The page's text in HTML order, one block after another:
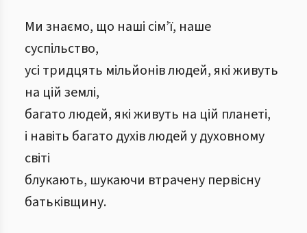
Ми знаємо, що наші сім’ї, наше
суспільство,
усі тридцять мільйонів людей, які живуть
на цій землі,
багато людей, які живуть на цій планеті,
і навіть багато духів людей у ​​духовному
світі
блукають, шукаючи втрачену первісну
батьківщину.